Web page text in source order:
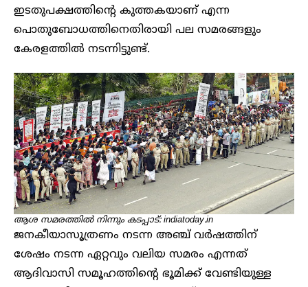
ഇടതുപക്ഷത്തിന്റെ കുത്തകയാണ് എന്ന
പൊതുബോധത്തിനെതിരായി പല സമരങ്ങളും
കേരളത്തിൽ നടന്നിട്ടുണ്ട്.
ആശ സമരത്തിൽ നിന്നും കടപ്പാട്: indiatoday.in
ജനകീയാസൂത്രണം നടന്ന അഞ്ച് വർഷത്തിന്
ശേഷം നടന്ന ഏറ്റവും വലിയ സമരം എന്നത്
ആദിവാസി സമൂഹത്തിന്റെ ഭൂമിക്ക് വേണ്ടിയുള്ള